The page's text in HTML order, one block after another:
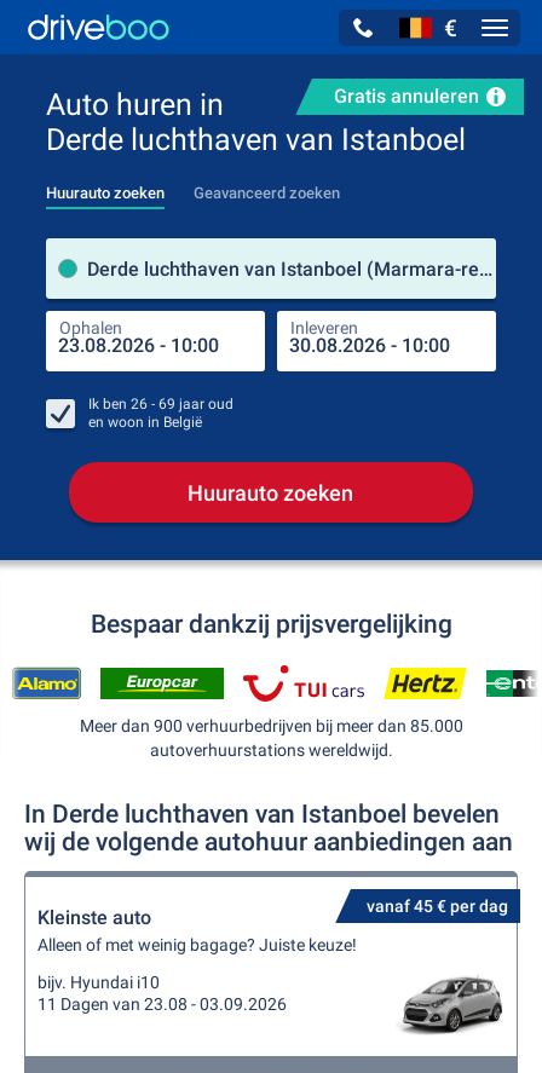
€
Gratis annuleren
Auto huren in
Derde luchthaven van Istanboel
Huurauto zoeken Geavanceerd zoeken
Derde luchthaven van Istanboel (Marmara-regio / Turkije)
Ophalen Inleveren
Ik ben 26 - 69 jaar oud
en woon in België
Huurauto zoeken
Bespaar dankzij prijsvergelijking
Meer dan 900 verhuurbedrijven bij meer dan 85.000
autoverhuurstations wereldwijd.
In Derde luchthaven van Istanboel bevelen
wij de volgende autohuur aanbiedingen aan
vanaf 45 € per dag
Kleinste auto
Alleen of met weinig bagage? Juiste keuze!
bijv. Hyundai i10
11 Dagen van 23.08 - 03.09.2026